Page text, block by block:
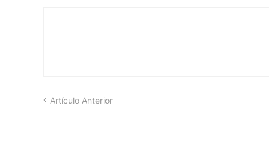
Artículo Anterior